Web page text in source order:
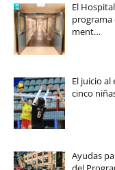
El
programa
ment…
El juicio
cinco
Ayudas